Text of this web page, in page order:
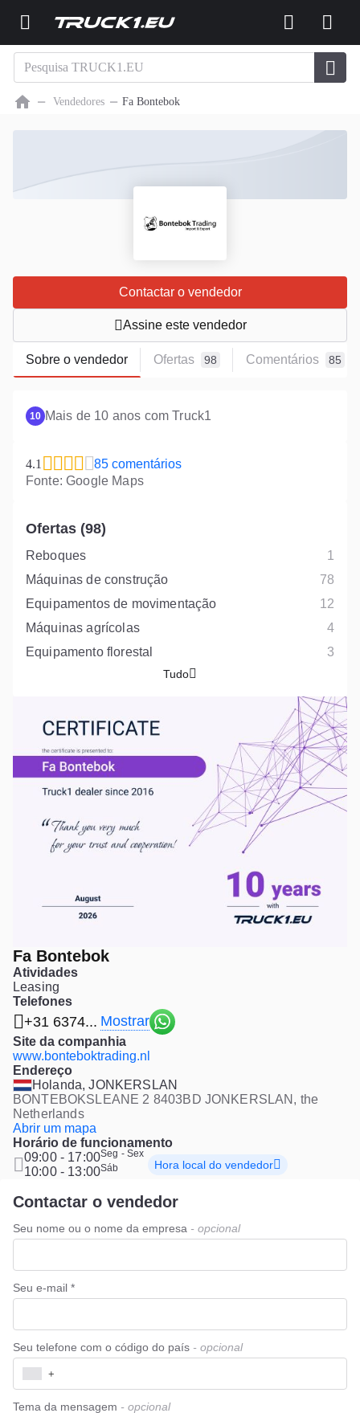
Vendedores Fa Bontebok
Sobre o vendedor Ofertas 98 Comentários 85
Contactar o vendedor
Assine este vendedor
Fa Bontebok
Atividades
Leasing
Telefones
+31 6374... Mostrar
Site da companhia
www.bonteboktrading.nl
Endereço
Holanda, JONKERSLAN
BONTEBOKSLEANE 2 8403BD JONKERSLAN, the
Netherlands
Abrir um mapa
Horário de funcionamento
09:00 - 17:00Seg - Sex
10:00 - 13:00Sáb Hora local do vendedor
Contactar o vendedor
Seu nome ou o nome da empresa - opcional
Seu e-mail *
Seu telefone com o código do país - opcional
+
Tema da mensagem - opcional
10 Mais de 10 anos com Truck1
4.1
85 comentários
Fonte: Google Maps
Ofertas (98)
Reboques
1
Máquinas de construção
78
Equipamentos de movimentação
12
Máquinas agrícolas
4
Equipamento florestal
3
Tudo